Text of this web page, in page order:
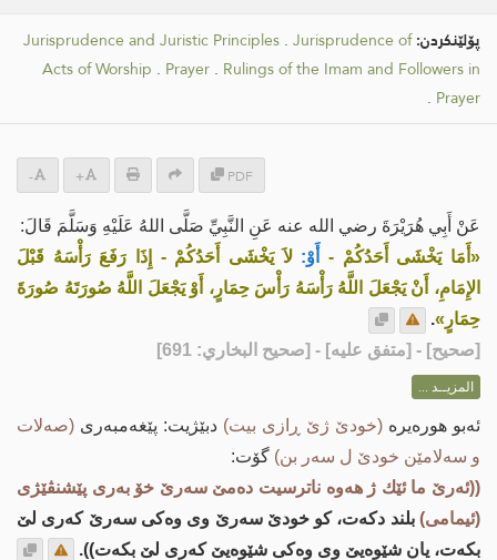
پۆلێنکردن: Jurisprudence and Juristic Principles . Jurisprudence of
Acts of Worship . Prayer . Rulings of the Imam and Followers in
Prayer
.
PDF
+
-
عَنْ أَبِي هُرَيْرَةَ رضي الله عنه عَنِ النَّبِيِّ صَلَّى اللهُ عَلَيْهِ وَسَلَّمَ قَالَ:
«أَمَا يَخْشَى أَحَدُكُمْ -أَوْ: لاَ يَخْشَى أَحَدُكُمْ - إِذَا رَفَعَ رَأْسَهُ قَبْلَ
الإِمَامِ، أَنْ يَجْعَلَ اللَّهُ رَأْسَهُ رَأْسَ حِمَارٍ، أَوْ يَجْعَلَ اللَّهُ صُورَتَهُ صُورَةَ
حِمَارٍ».
[صحيح] - [متفق عليه] - [صحيح البخاري: 691]
المزيــد ...
ئه‌بو هوره‌یره‌ (خودێ ژێ ڕازی بیت) دبێژیت: پێغه‌مبه‌ری (صه‌لات
و سه‌لامێن خودێ ل سه‌ر بن) گۆت:
((ئه‌رێ ما ئێك ژ هه‌وه ناترسیت ده‌مێ سه‌رێ خۆ به‌ری پێشنڤێژی
(ئیمامی) بلند دكه‌ت، كو خودێ سه‌رێ وی وه‌كی‌ سه‌رێ كه‌ری لێ
بكه‌ت، یان شێوه‌یێ وی وه‌كی شێوه‌یێ كه‌ری لێ بكه‌ت)).